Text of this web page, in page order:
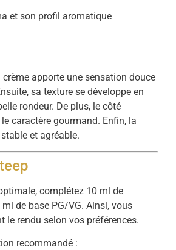
et son profil aromatique
crème apporte une sensation douce
sa texture se développe en
rondeur. De plus, le côté
caractère gourmand. Enfin, la
et agréable.
complétez 10 ml de
de base PG/VG. Ainsi, vous
le rendu selon vos préférences.
recommandé :